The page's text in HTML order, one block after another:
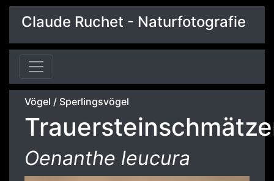
Claude Ruchet - Naturfotografie
Vögel / Sperlingsvögel
Oenanthe leucura